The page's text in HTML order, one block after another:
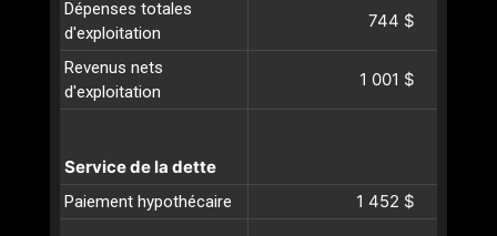
Dépenses totales
d'exploitation
744 $
Revenus nets
d'exploitation
1 001 $
Service de la dette
Paiement hypothécaire 1 452 $